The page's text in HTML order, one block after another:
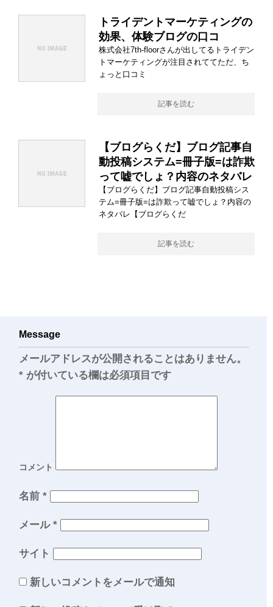
トライデントマーケティングの
効果、体験ブログの口コ
株式会社7th-floorさんが出してるトライデン
トマーケティングが注目されててただ、ち
ょっと口コミ
記事を読む
【ブログらくだ】ブログ記事自
動投稿システム=冊子版=は詐欺
って嘘でしょ？内容のネタバレ
【ブログらくだ】ブログ記事自動投稿シス
テム=冊子版=は詐欺って嘘でしょ？内容の
ネタバレ【ブログらくだ
記事を読む
Message
メールアドレスが公開されることはありません。
* が付いている欄は必須項目です
コメント
名前 *
メール *
サイト
新しいコメントをメールで通知